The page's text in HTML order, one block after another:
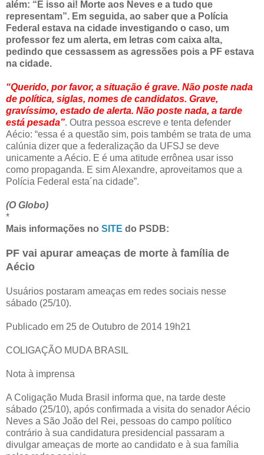
além: “É isso ai! Morte aos Neves e a tudo que
representam”. Em seguida, ao saber que a Polícia
Federal estava na cidade investigando o caso, um
professor fez um alerta, em letras com caixa alta,
pedindo que cessassem as agressões pois a PF estava
na cidade.
“Querido, por favor, a situação é grave. Não poste nada
de política, siglas, nomes de candidatos. Grave,
gravíssimo, estado de alerta. Não poste nada, a tarde
está pesada”. Outra pessoa escreve e tenta defender
Aécio: “essa é a questão sim, pois também se trata de uma
calúnia dizer que a federalização da UFSJ se deve
unicamente a Aécio. E é uma atitude errônea usar isso
como propaganda. E sim Alexandre, aproveitamos que a
Polícia Federal esta´na cidade”.
(O Globo)
*
Mais informações no SITE do PSDB:
PF vai apurar ameaças de morte à família de
Aécio
Usuários postaram ameaças em redes sociais nesse
sábado (25/10).
Publicado em 25 de Outubro de 2014 19h21
COLIGAÇÃO MUDA BRASIL
Nota à imprensa
A Coligação Muda Brasil informa que, na tarde deste
sábado (25/10), após confirmada a visita do senador Aécio
Neves a São João del Rei, pessoas do campo político
contrário à sua candidatura presidencial passaram a
divulgar ameaças de morte ao candidato e à sua família